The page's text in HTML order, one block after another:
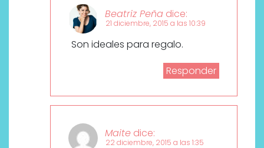
Beatriz Peña dice:
21 diciembre, 2015 a las 10:39
Son ideales para regalo.
Responder
Maite dice:
22 diciembre, 2015 a las 1:35